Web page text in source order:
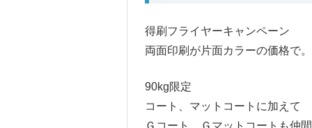
得刷フライヤーキャンペーン
両面印刷が片面カラーの価格で。
90kg限定
コート、マットコートに加えて